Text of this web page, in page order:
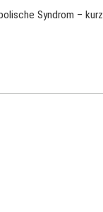
Syndrom – kurz